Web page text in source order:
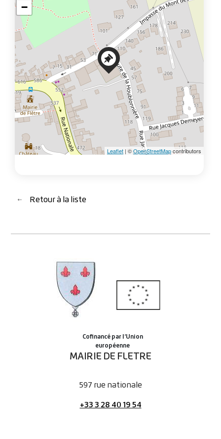
−
Leaflet | ©OpenStreetMapcontributors
Retour à la liste
Retour à la liste
MAIRIE DE FLETRE
597 rue nationale
+33 3 28 40 19 54